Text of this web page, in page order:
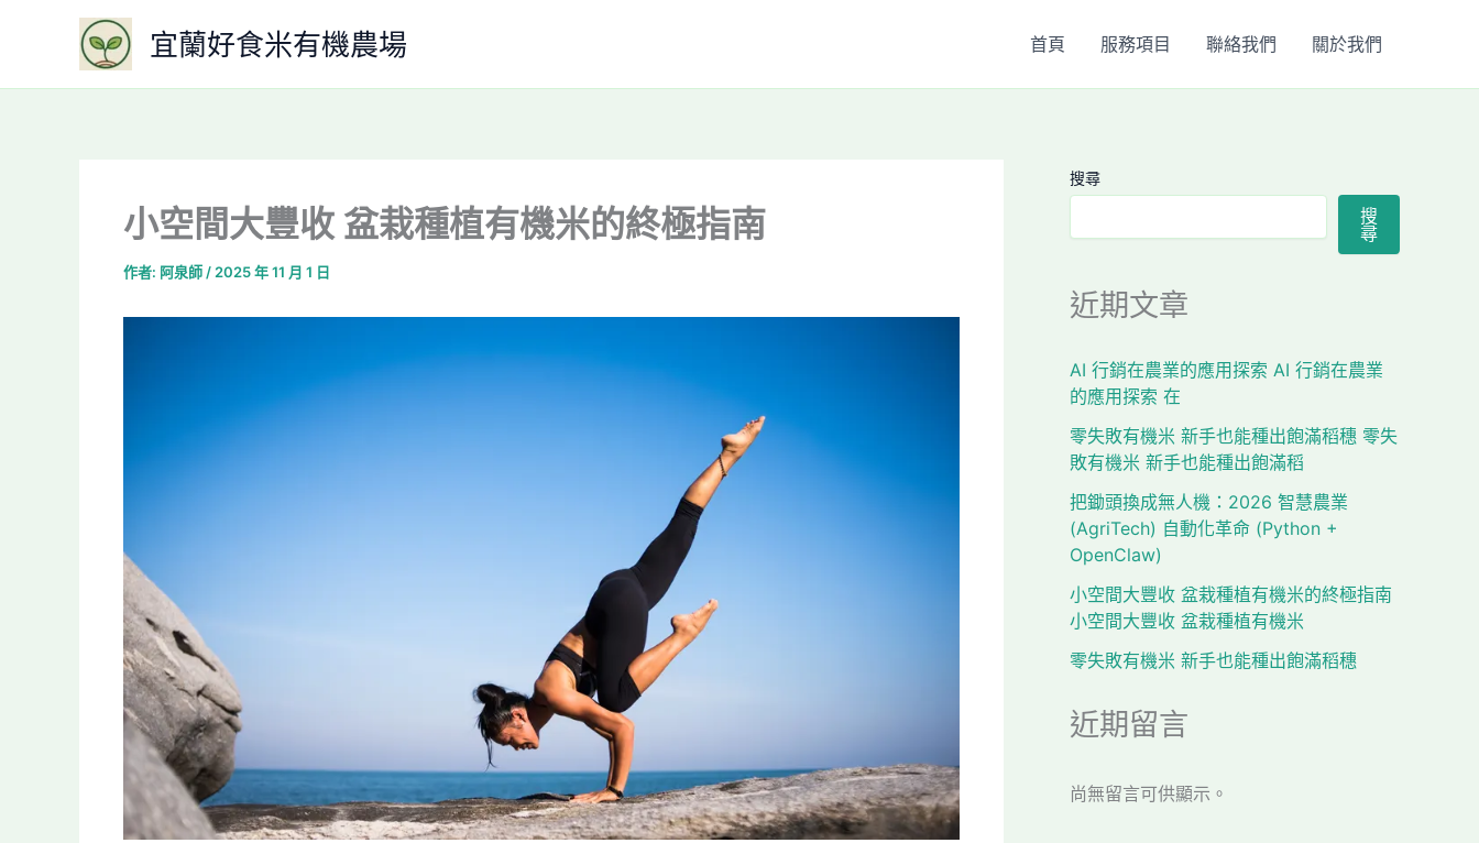
宜蘭好食米有機農場 首頁 服務項目 聯絡我們 關於我們
小空間大豐收 盆栽種植有機米的終極指南
作者: 阿泉師 / 2025 年 11 月 1 日
搜尋
搜
尋
近期文章
AI 行銷在農業的應用探索 AI 行銷在農業
的應用探索 在
零失敗有機米 新手也能種出飽滿稻穗 零失
敗有機米 新手也能種出飽滿稻
把鋤頭換成無人機：2026 智慧農業
(AgriTech) 自動化革命 (Python +
OpenClaw)
小空間大豐收 盆栽種植有機米的終極指南
小空間大豐收 盆栽種植有機米
零失敗有機米 新手也能種出飽滿稻穗
近期留言
尚無留言可供顯示。